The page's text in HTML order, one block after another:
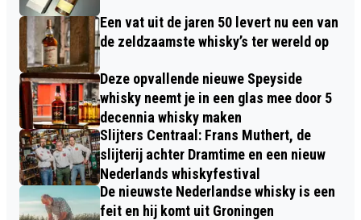
Een vat uit de jaren 50 levert nu een van
de zeldzaamste whisky’s ter wereld op
Deze opvallende nieuwe Speyside
whisky neemt je in een glas mee door 5
decennia whisky maken
Slijters Centraal: Frans Muthert, de
slijterij achter Dramtime en een nieuw
Nederlands whiskyfestival
De nieuwste Nederlandse whisky is een
feit en hij komt uit Groningen